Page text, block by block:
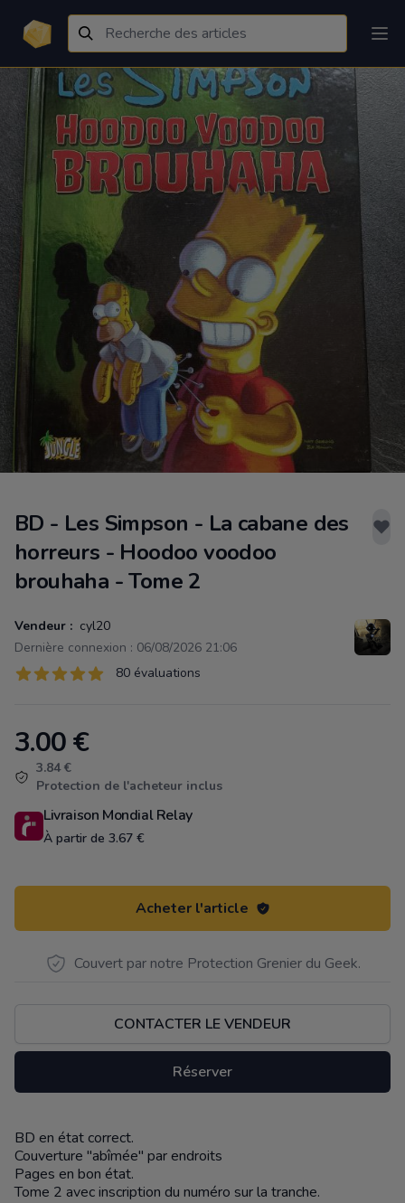
BD - Les Simpson - La cabane des
horreurs - Hoodoo voodoo
brouhaha - Tome 2
Vendeur : cyl20
Dernière connexion : 06/08/2026 21:06
Évaluations
80 sur 5 étoiles 80 évaluations
Product information
3.00€
3.84 €
Protection de l'acheteur inclus
Livraison Mondial Relay
À partir de 3.67 €
Acheter l'article
Couvert par notre Protection Grenier du Geek.
CONTACTER LE VENDEUR
Réserver
Description
BD en état correct.
Couverture "abîmée" par endroits
Pages en bon état.
Tome 2 avec inscription du numéro sur la tranche.